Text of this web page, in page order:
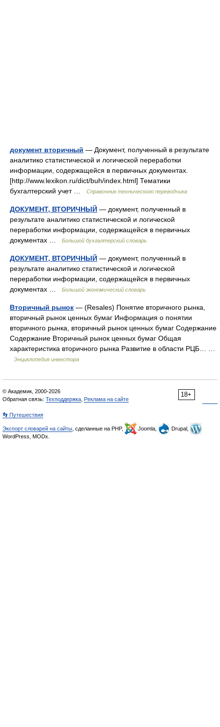
документ вторичный — Документ, полученный в результате
аналитико статистической и логической переработки
информации, содержащейся в первичных документах.
[http://www.lexikon.ru/dict/buh/index.html] Тематики
бухгалтерский учет …
Справочник технического переводчика
ДОКУМЕНТ, ВТОРИЧНЫЙ — документ, полученный в
результате аналитико статистической и логической
переработки информации, содержащейся в первичных
документах …
Большой бухгалтерский словарь
ДОКУМЕНТ, ВТОРИЧНЫЙ — документ, полученный в
результате аналитико статистической и логической
переработки информации, содержащейся в первичных
документах …
Большой экономический словарь
Вторичный рынок — (Resales) Понятие вторичного рынка,
вторичный рынок ценных бумаг Информация о понятии
вторичного рынка, вторичный рынок ценных бумаг Содержание
Содержание Вторичный рынок ценных бумаг Общая
характеристика вторичного рынка Развитие в области РЦБ… …
Энциклопедия инвестора
18+
© Академик, 2000-2026
Обратная связь: Техподдержка Реклама на сайте
👣 Путешествия
Экспорт словарей на сайты , сделанные на PHP, Joomla,
Drupal,
WordPress, MODx.